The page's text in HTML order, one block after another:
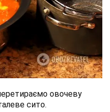
овочеву
сито.